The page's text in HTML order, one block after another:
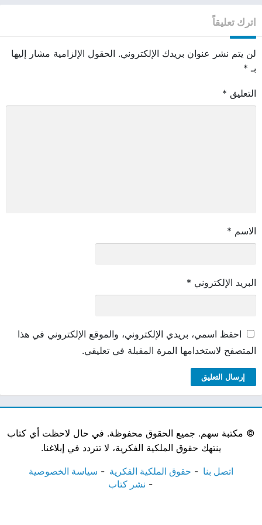
اترك تعليقاً
لن يتم نشر عنوان بريدك الإلكتروني. الحقول الإلزامية مشار إليها
بـ *
التعليق *
الاسم *
البريد الإلكتروني *
احفظ اسمي، بريدي الإلكتروني، والموقع الإلكتروني في هذا
المتصفح لاستخدامها المرة المقبلة في تعليقي.
© مكتبة سهم. جميع الحقوق محفوظة. في حال لاحظت أي كتاب
ينتهك حقوق الملكية الفكرية، لا تتردد في إبلاغنا.
اتصل بنا حقوق الملكية الفكرية
سياسة الخصوصية
نشر كتاب